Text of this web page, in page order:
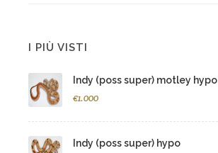
I PIÙ VISTI
Indy (poss super) motley hypo
€1.000
Indy (poss super) hypo